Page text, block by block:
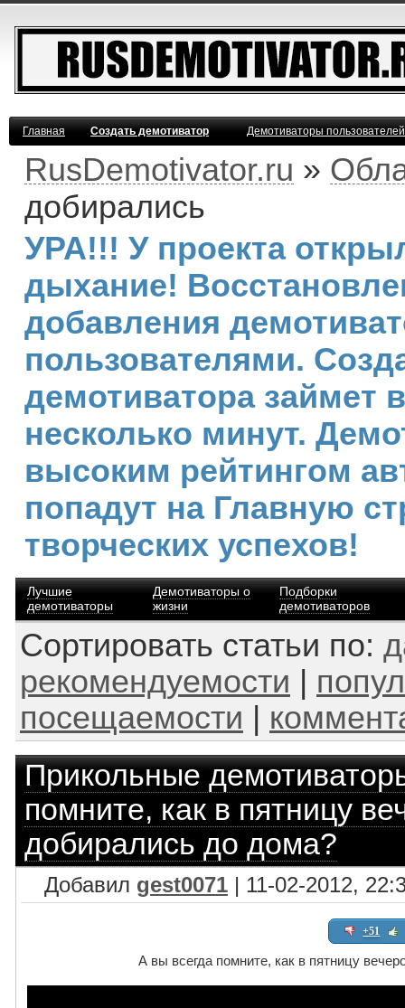
Главная Создать демотиватор Демотиваторы
RusDemotivator.ru »
добирались
УРА!!! У проекта
дыхание!
добавления
пользователями.
демотиватора займет
несколько минут.
высоким рейтингом
попадут на Главную
творческих успехов!
Лучшие
демотиваторы
Демотиваторы о
жизни
Подборки
демотиваторов
Сортировать статьи по:
рекомендуемости
посещаемости
Прикольные
помните, как в пятницу
добирались до дома?
Добавил gest0071 | 11-02-2012,
+51
А вы всегда помните, как в пятницу